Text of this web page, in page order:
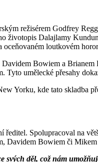
režisérem Godfrey
životopis Dalajlamy
loutkovém
Bowiem a
umělecké přesahy
Yorku, kde tato skladba
Spolupracoval na
Davidem Bowiem či
děl, což nám